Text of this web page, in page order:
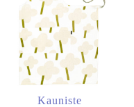
Kauniste